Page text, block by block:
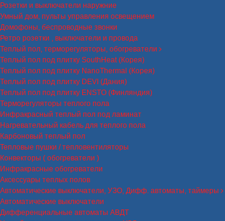
Розетки и выключатели наружние
Умный дом, пульты управления освещением
Домофоны, беспроводные звонки
Ретро розетки , выключатели и провода
Теплый пол, терморегуляторы, обогреватели
Теплый пол под плитку SouthHeat (Корея)
Теплый пол под плитку NanoThermal (Корея)
Теплый пол под плитку DEVI (Дания)
Теплый пол под плитку ENSTO (Финляндия)
Терморегуляторы теплого пола
Инфракрасный теплый пол под ламинат
Нагревательный кабель для теплого пола
Карбоновый теплый пол
Тепловые пушки / тепловентиляторы
Конвекторы ( обогреватели )
Инфракрасные обогреватели
Аксессуары теплых полов
Автоматические выключатели, УЗО, Дифф. автоматы, таймеры
Автоматические выключатели
Дифференциальные автоматы АВДТ